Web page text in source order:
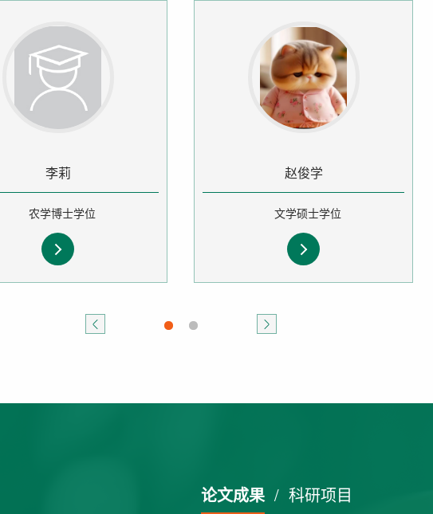
李莉
农学博士学位
赵俊学
文学硕士学位
论文成果/ 科研项目